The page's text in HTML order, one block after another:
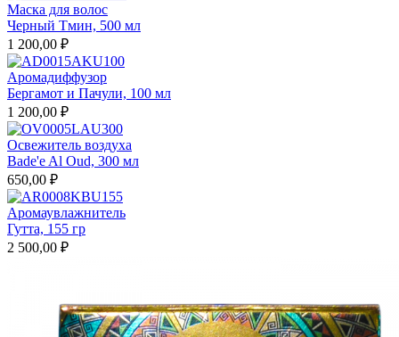
Маска для волос
Черный Тмин, 500 мл
1 200,00 ₽
Аромадиффузор
Бергамот и Пачули, 100 мл
1 200,00 ₽
Освежитель воздуха
Bade'e Al Oud, 300 мл
650,00 ₽
Аромаувлажнитель
Гутта, 155 гр
2 500,00 ₽